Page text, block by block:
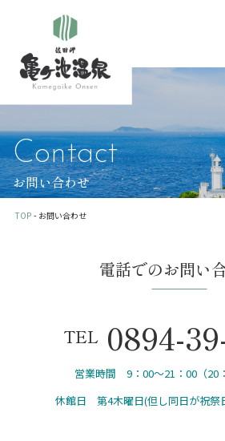
Contact
お問い合わせ
TOP - お問い合わせ
電話でのお問い
TEL 0894-
営業時間 9：00～21：00（20
休館日 第4木曜日(但し同日が祝祭